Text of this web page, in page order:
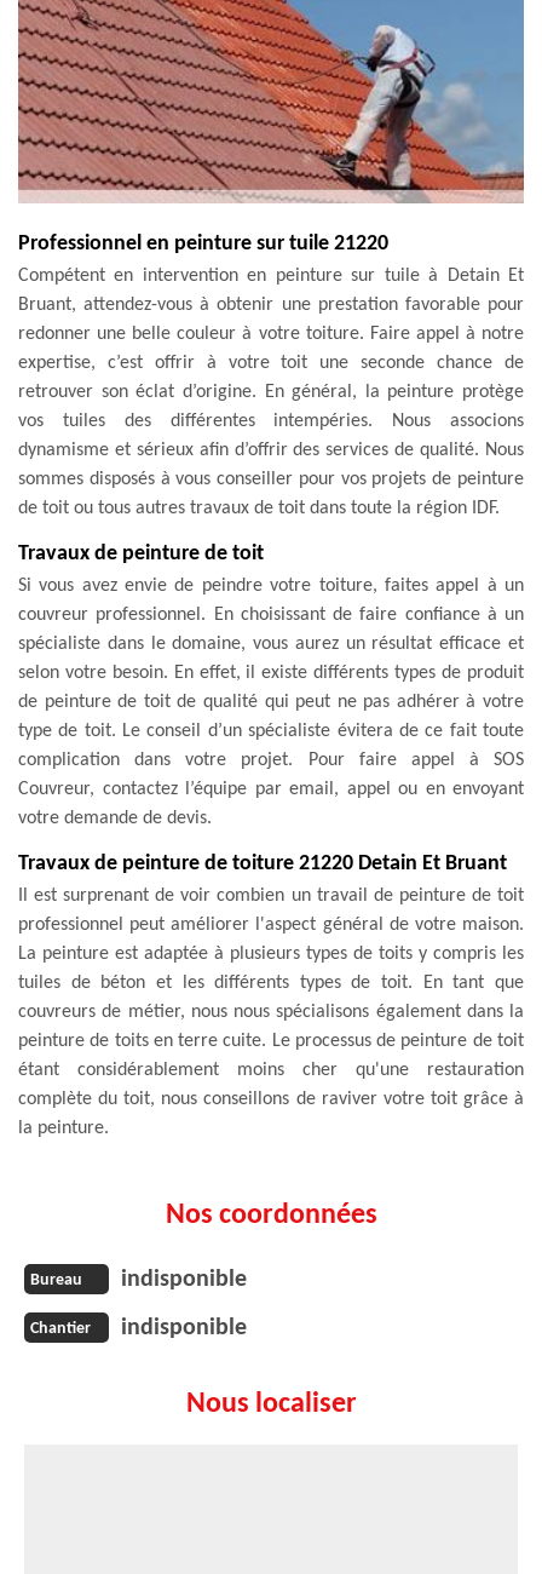
Professionnel en peinture sur tuile 21220
Compétent en intervention en peinture sur tuile à Detain Et
Bruant, attendez-vous à obtenir une prestation favorable pour
redonner une belle couleur à votre toiture. Faire appel à notre
expertise, c’est offrir à votre toit une seconde chance de
retrouver son éclat d’origine. En général, la peinture protège
vos tuiles des différentes intempéries. Nous associons
dynamisme et sérieux afin d’offrir des services de qualité. Nous
sommes disposés à vous conseiller pour vos projets de peinture
de toit ou tous autres travaux de toit dans toute la région IDF.
Travaux de peinture de toit
Si vous avez envie de peindre votre toiture, faites appel à un
couvreur professionnel. En choisissant de faire confiance à un
spécialiste dans le domaine, vous aurez un résultat efficace et
selon votre besoin. En effet, il existe différents types de produit
de peinture de toit de qualité qui peut ne pas adhérer à votre
type de toit. Le conseil d’un spécialiste évitera de ce fait toute
complication dans votre projet. Pour faire appel à SOS
Couvreur, contactez l’équipe par email, appel ou en envoyant
votre demande de devis.
Travaux de peinture de toiture 21220 Detain Et Bruant
Il est surprenant de voir combien un travail de peinture de toit
professionnel peut améliorer l'aspect général de votre maison.
La peinture est adaptée à plusieurs types de toits y compris les
tuiles de béton et les différents types de toit. En tant que
couvreurs de métier, nous nous spécialisons également dans la
peinture de toits en terre cuite. Le processus de peinture de toit
étant considérablement moins cher qu'une restauration
complète du toit, nous conseillons de raviver votre toit grâce à
la peinture.
Nos coordonnées
Bureau indisponible
Chantier indisponible
Nous localiser